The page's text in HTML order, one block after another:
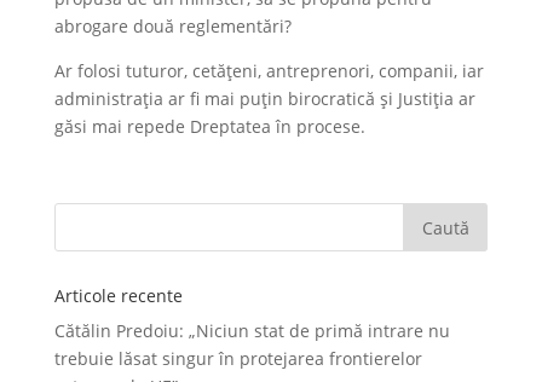
abrogare două reglementări?
Ar folosi tuturor, cetățeni, antreprenori, companii, iar
administrația ar fi mai puțin birocratică și Justiția ar
găsi mai repede Dreptatea în procese.
Articole recente
Cătălin Predoiu: „Niciun stat de primă intrare nu
trebuie lăsat singur în protejarea frontierelor